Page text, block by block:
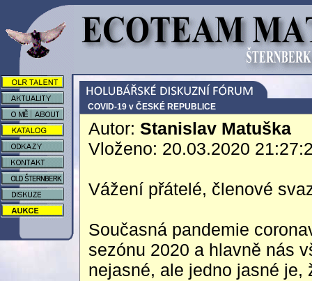
COVID-19 v ČESKÉ REPUBLICE
Autor: Stanislav Matuška
Vloženo: 20.03.2020
Vážení přátelé, členové
Současná pandemie
sezónu 2020 a hlavně nás
nejasné, ale jedno jasné